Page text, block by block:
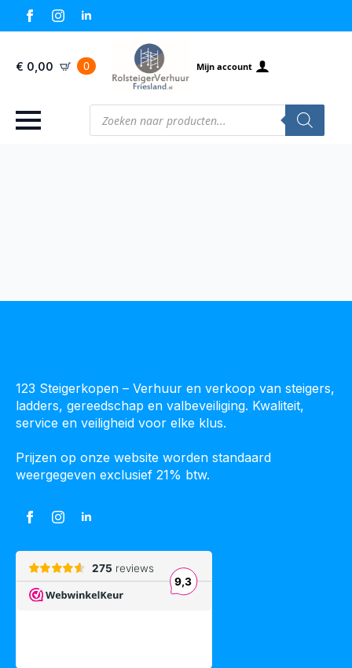
€ 0,00 0 Mijn account
Producten
zoeken
123 Steigerkopen – Verhuur en verkoop van steigers,
ladders, gereedschap en valbeveiliging. Kwaliteit,
service en veiligheid voor elke klus.
Prijzen op onze website worden standaard
weergegeven exclusief 21% btw.